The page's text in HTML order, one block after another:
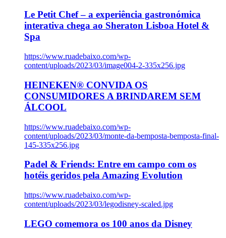
Le Petit Chef – a experiência gastronómica
interativa chega ao Sheraton Lisboa Hotel &
Spa
https://www.ruadebaixo.com/wp-
content/uploads/2023/03/image004-2-335x256.jpg
HEINEKEN® CONVIDA OS
CONSUMIDORES A BRINDAREM SEM
ÁLCOOL
https://www.ruadebaixo.com/wp-
content/uploads/2023/03/monte-da-bemposta-bemposta-final-
145-335x256.jpg
Padel & Friends: Entre em campo com os
hotéis geridos pela Amazing Evolution
https://www.ruadebaixo.com/wp-
content/uploads/2023/03/legodisney-scaled.jpg
LEGO comemora os 100 anos da Disney